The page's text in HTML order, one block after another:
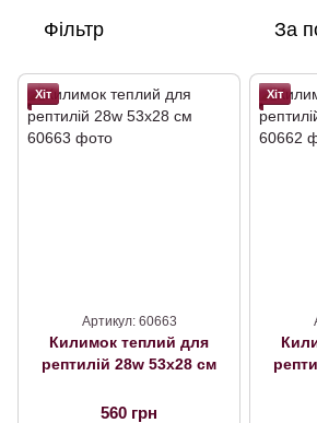
Фільтр За
Хіт
Артикул: 60663
Килимок теплий для
рептилій 28w 53х28 см
560 грн
Хіт